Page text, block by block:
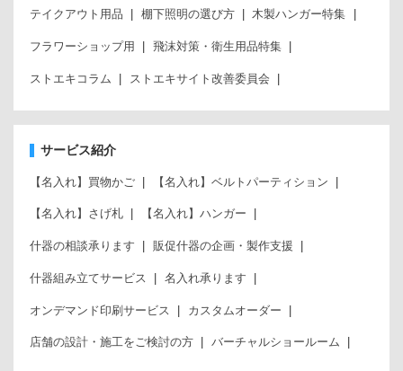
テイクアウト用品 棚下照明の選び方 木製ハンガー特集
フラワーショップ用 飛沫対策・衛生用品特集
ストエキコラム ストエキサイト改善委員会
サービス紹介
【名入れ】買物かご 【名入れ】ベルトパーティション
【名入れ】さげ札 【名入れ】ハンガー
什器の相談承ります 販促什器の企画・製作支援
什器組み立てサービス 名入れ承ります
オンデマンド印刷サービス カスタムオーダー
店舗の設計・施工をご検討の方 バーチャルショールーム